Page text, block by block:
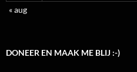
« aug
DONEER EN MAAK ME BLIJ :-)